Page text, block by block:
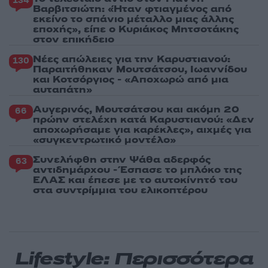
Βαρβιτσιώτη: «Ήταν φτιαγμένος από
εκείνο το σπάνιο μέταλλο μιας άλλης
εποχής», είπε ο Κυριάκος Μητσοτάκης
στον επικήδειο
130 Νέες απώλειες για την Καρυστιανού:
Παραιτήθηκαν Μουτσάτσου, Ιωαννίδου
και Κοτσόργιος - «Αποχωρώ από μια
αυταπάτη»
66 Αυγερινός, Μουτσάτσου και ακόμη 20
πρώην στελέχη κατά Καρυστιανού: «Δεν
αποχωρήσαμε για καρέκλες», αιχμές για
«συγκεντρωτικό μοντέλο»
63 Συνελήφθη στην Ψάθα αδερφός
αντιδημάρχου - Έσπασε το μπλόκο της
ΕΛΑΣ και έπεσε με το αυτοκίνητό του
στα συντρίμμια του ελικοπτέρου
Lifestyle: Περισσότερα